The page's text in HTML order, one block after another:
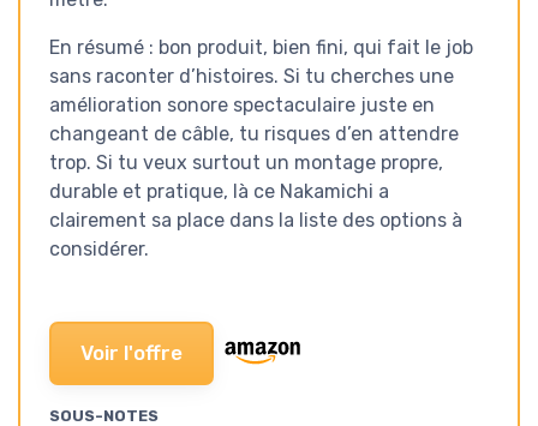
En résumé : bon produit, bien fini, qui fait le job
sans raconter d’histoires. Si tu cherches une
amélioration sonore spectaculaire juste en
changeant de câble, tu risques d’en attendre
trop. Si tu veux surtout un montage propre,
durable et pratique, là ce Nakamichi a
clairement sa place dans la liste des options à
considérer.
Voir l'offre
SOUS-NOTES